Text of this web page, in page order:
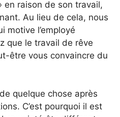
en raison de son travail,
Au lieu de cela, nous
motive l’employé
que le travail de rêve
être vous convaincre du
quelque chose après
C’est pourquoi il est